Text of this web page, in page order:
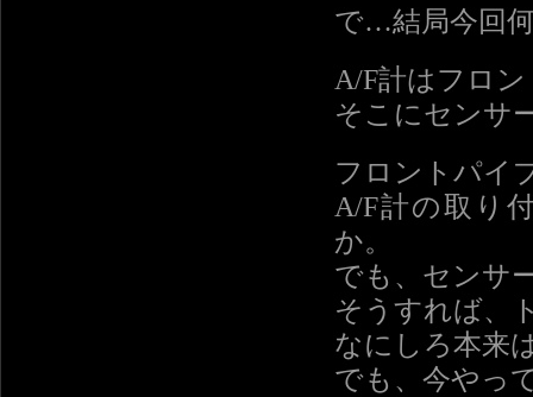
で…結局今回
A/F計はフロ
そこにセンサ
フロントパイ
A/F計の取り
か。
でも、センサ
そうすれば、
なにしろ本来
でも、今やっ